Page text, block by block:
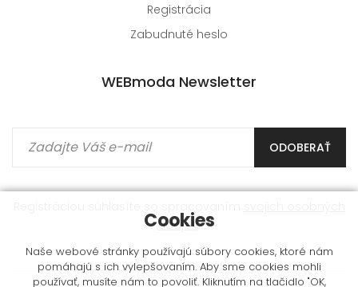
Registrácia
Zabudnuté heslo
WEBmoda Newsletter
ODOBERAŤ
údajov.
Cookies
Naše webové stránky používajú súbory cookies, ktoré nám
pomáhajú s ich vylepšovaním. Aby sme cookies mohli
používať, musíte nám to povoliť. Kliknutím na tlačidlo "OK,